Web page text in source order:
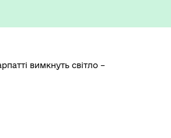
вимкнуть світло –